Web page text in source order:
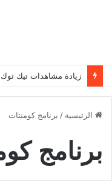
زيادة مشاهدات تيك توك
الرئيسية / برنامج كومنتات
برنامج